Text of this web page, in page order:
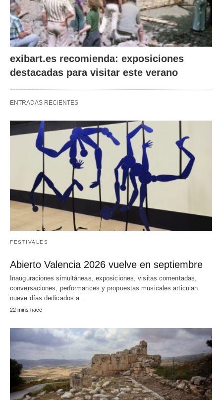
exibart.es recomienda: exposiciones
destacadas para visitar este verano
ENTRADAS RECIENTES
FESTIVALES
Abierto Valencia 2026 vuelve en septiembre
Inauguraciones simultáneas, exposiciones, visitas comentadas,
conversaciones, performances y propuestas musicales articulan
nueve días dedicados a…
22 mins hace